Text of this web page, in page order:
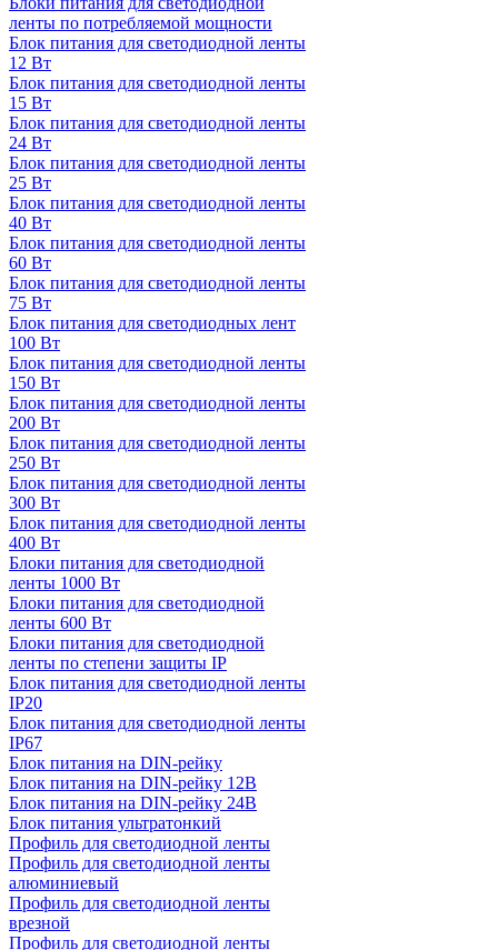
ленты по потребляемой мощности
Блок питания для светодиодной ленты
12 Вт
Блок питания для светодиодной ленты
15 Вт
Блок питания для светодиодной ленты
24 Вт
Блок питания для светодиодной ленты
25 Вт
Блок питания для светодиодной ленты
40 Вт
Блок питания для светодиодной ленты
60 Вт
Блок питания для светодиодной ленты
75 Вт
Блок питания для светодиодных лент
100 Вт
Блок питания для светодиодной ленты
150 Вт
Блок питания для светодиодной ленты
200 Вт
Блок питания для светодиодной ленты
250 Вт
Блок питания для светодиодной ленты
300 Вт
Блок питания для светодиодной ленты
400 Вт
Блоки питания для светодиодной
ленты 1000 Вт
Блоки питания для светодиодной
ленты 600 Вт
Блоки питания для светодиодной
ленты по степени защиты IP
Блок питания для светодиодной ленты
IP20
Блок питания для светодиодной ленты
IP67
Блок питания на DIN-рейку
Блок питания на DIN-рейку 12В
Блок питания на DIN-рейку 24В
Блок питания ультратонкий
Профиль для светодиодной ленты
Профиль для светодиодной ленты
алюминиевый
Профиль для светодиодной ленты
врезной
Профиль для светодиодной ленты